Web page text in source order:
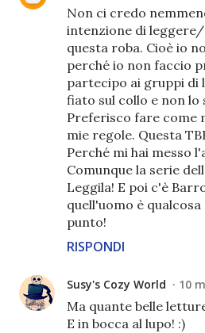
Non ci credo
intenzione di
questa roba. Cioè io
perché io non faccio
partecipo ai gruppi di
fiato sul collo e non
Preferisco fare come
mie regole. Questa
Perché mi hai messo
Comunque la serie
Leggila! E poi c'è
quell'uomo è
punto!
RISPONDI
Susy's Cozy World 10
Ma quante belle
E in bocca al lupo! :)